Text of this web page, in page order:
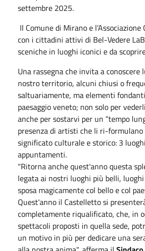
settembre 2025.
Il Comune di Mirano e
con i cittadini attivi di Bel-Vedere
sceniche in luoghi iconici e da
Una rassegna che invita a conoscere
nostro territorio, alcuni chiusi o
saltuariamente, ma elementi
paesaggio veneto; non solo per
anche per sostarvi per un “tempo
presenza di artisti che li ri-formulano
significato culturale e storico: 3
appuntamenti.
"Ritorna anche quest'anno questa
legata ai nostri luoghi più belli,
sposa magicamente col bello e col
Quest'anno il Castelletto si
completamente riqualificato, che, in
spettacoli proposti in quella sede,
un motivo in più per dedicare una